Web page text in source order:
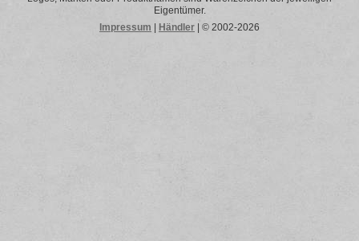
Eigentümer.
Impressum
Händler | © 2002-2026